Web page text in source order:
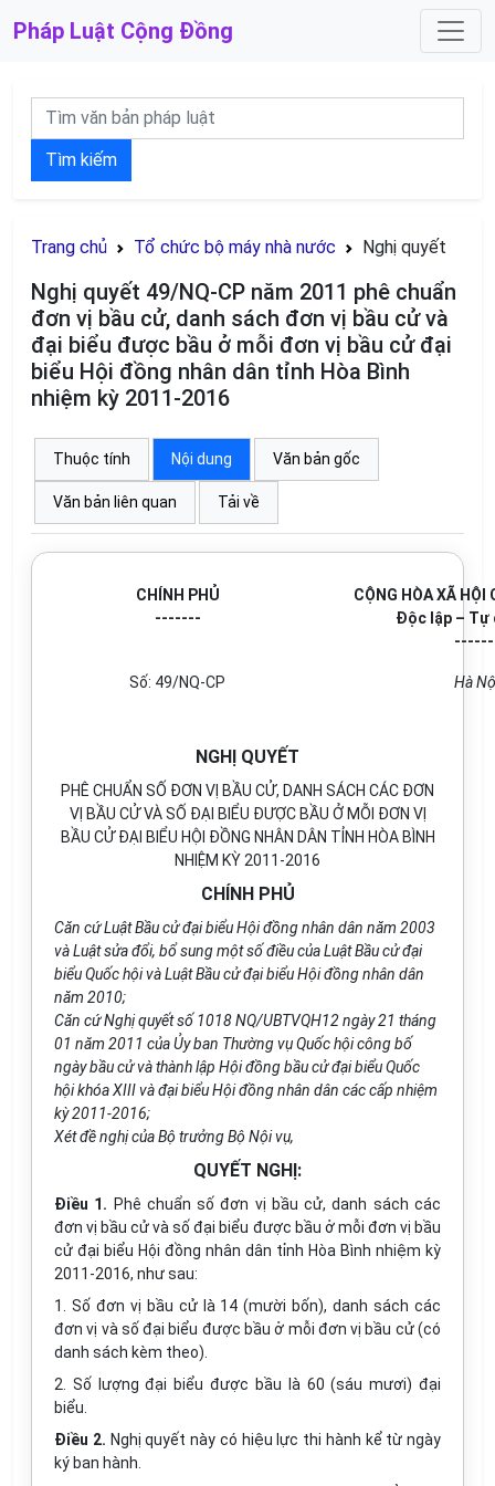
Pháp Luật Cộng Đồng
Tìm kiếm
Trang chủ Tổ chức bộ máy nhà nước Nghị quyết
Nghị quyết 49/NQ-CP năm 2011 phê chuẩn
đơn vị bầu cử, danh sách đơn vị bầu cử và
đại biểu được bầu ở mỗi đơn vị bầu cử đại
biểu Hội đồng nhân dân tỉnh Hòa Bình
nhiệm kỳ 2011-2016
Thuộc tính Nội dung Văn bản gốc
Văn bản liên quan Tải về
CHÍNH PHỦ
-------
CỘNG HÒA XÃ HỘI
Độc lập – Tự
Số: 49/NQ-CP Hà
NGHỊ QUYẾT
PHÊ CHUẨN SỐ ĐƠN VỊ BẦU CỬ, DANH SÁCH CÁC ĐƠN
VỊ BẦU CỬ VÀ SỐ ĐẠI BIỂU ĐƯỢC BẦU Ở MỖI ĐƠN VỊ
BẦU CỬ ĐẠI BIỂU HỘI ĐỒNG NHÂN DÂN TỈNH HÒA BÌNH
NHIỆM KỲ 2011-2016
CHÍNH PHỦ
Căn cứ Luật Bầu cử đại biểu Hội đồng nhân dân năm 2003
và Luật sửa đổi, bổ sung một số điều của Luật Bầu cử đại
biểu Quốc hội và Luật Bầu cử đại biểu Hội đồng nhân dân
năm 2010;
Căn cứ Nghị quyết số 1018 NQ/UBTVQH12 ngày 21 tháng
01 năm 2011 của Ủy ban Thường vụ Quốc hội công bố
ngày bầu cử và thành lập Hội đồng bầu cử đại biểu Quốc
hội khóa XIII và đại biểu Hội đồng nhân dân các cấp nhiệm
kỳ 2011-2016;
Xét đề nghị của Bộ trưởng Bộ Nội vụ,
QUYẾT NGHỊ:
Điều 1. Phê chuẩn số đơn vị bầu cử, danh sách các
đơn vị bầu cử và số đại biểu được bầu ở mỗi đơn vị bầu
cử đại biểu Hội đồng nhân dân tỉnh Hòa Bình nhiệm kỳ
2011-2016, như sau:
1. Số đơn vị bầu cử là 14 (mười bốn), danh sách các
đơn vị và số đại biểu được bầu ở mỗi đơn vị bầu cử (có
danh sách kèm theo).
2. Số lượng đại biểu được bầu là 60 (sáu mươi) đại
biểu.
Điều 2. Nghị quyết này có hiệu lực thi hành kể từ ngày
ký ban hành.